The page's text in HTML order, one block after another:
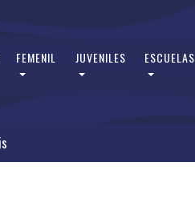
FEMENIL JUVENILES ESCUELAS